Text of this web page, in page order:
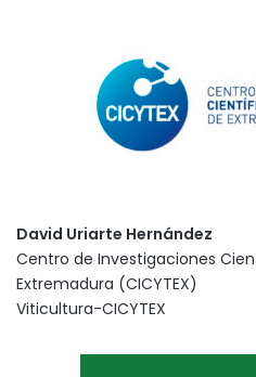
David Uriarte Hernández
Centro de Investigaciones
Extremadura (CICYTEX)
Viticultura-CICYTEX